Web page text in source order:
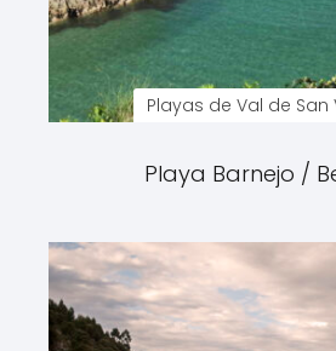
Playas de Val de San
Playa Barnejo /